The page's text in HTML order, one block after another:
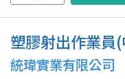
塑膠射出作業
統瑋實業有限公司